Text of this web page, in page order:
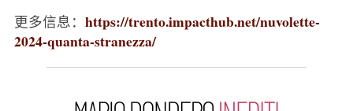
更多信息： https://trento.impacthub.net/nuvolette-
2024-quanta-stranezza/